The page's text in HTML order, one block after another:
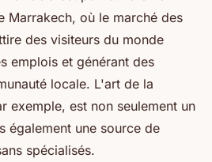
Marrakech, où le marché des
des visiteurs du monde
emplois et générant des
locale. L'art de la
exemple, est non seulement un
également une source de
spécialisés.